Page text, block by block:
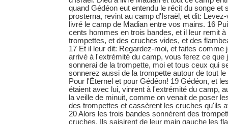
quand Gédéon eut entendu le récit du songe et
prosterna, revint au camp d'Israël, et dit:
livré le camp de Madian entre vos mains. 16
cents hommes en trois bandes, et il leur remit
trompettes, et des cruches vides, et des
17 Et il leur dit: Regardez-moi, et faites comme
arrivé à l'extrémité du camp, vous ferez ce que
sonnerai de la trompette, moi et tous ceux qui
sonnerez aussi de la trompette autour de tout
Pour l'Éternel et pour Gédéon! 19 Gédéon, et
étaient avec lui, vinrent à l'extrémité du camp,
la veille de minuit, comme on venait de poser
des trompettes et cassèrent les cruches qu'ils
20 Alors les trois bandes sonnèrent des
cruches. Ils saisirent de leur main gauche les